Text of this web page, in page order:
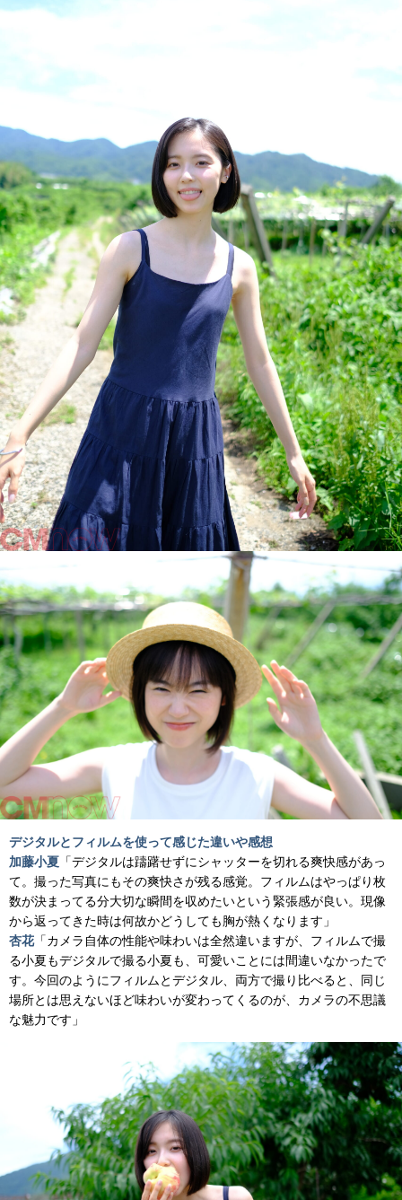
デジタルとフィルムを使って感じた違いや感想
加藤小夏 「デジタルは躊躇せずにシャッターを切れる爽快感があっ
て。撮った写真にもその爽快さが残る感覚。フィルムはやっぱり枚
数が決まってる分大切な瞬間を収めたいという緊張感が良い。現像
から返ってきた時は何故かどうしても胸が熱くなります」
杏花「カメラ自体の性能や味わいは全然違いますが、フィルムで撮
る小夏もデジタルで撮る小夏も、可愛いことには間違いなかったで
す。今回のようにフィルムとデジタル、両方で撮り比べると、同じ
場所とは思えないほど味わいが変わってくるのが、カメラの不思議
な魅力です」